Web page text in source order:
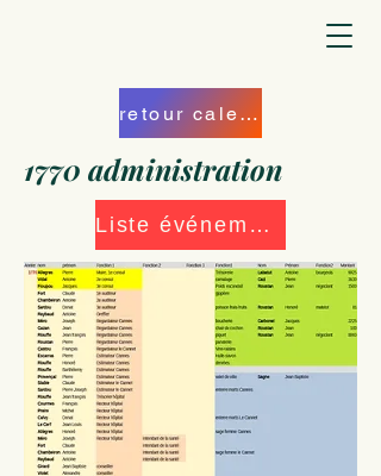
retour calendrier
1770 administration
Liste événements